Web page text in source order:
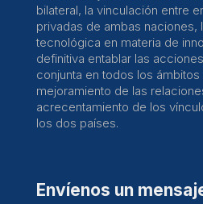
bilateral, la vinculación entre
privadas de ambas naciones,
tecnológica en materia de
definitiva entablar las
conjunta en todos los
mejoramiento de las
acrecentamiento de los
los dos países.
Envíenos un